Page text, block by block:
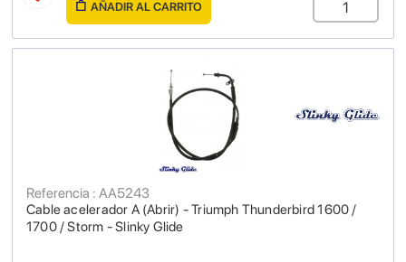
AÑADIR AL CARRITO
Cable acelerador A (Abrir) - Triumph Thunderbird 1600 /
1700 / Storm - Slinky Glide
Referencia : AA5243